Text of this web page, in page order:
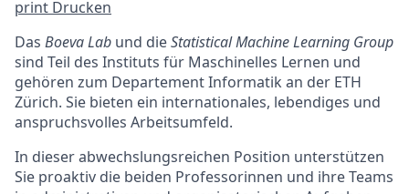
print Drucken
Das Boeva Lab und dieStatistical Machine Learning Group
sind Teil des Instituts für Maschinelles Lernen und
gehören zum Departement Informatik an der ETH
Zürich. Sie bieten ein internationales, lebendiges und
anspruchsvolles Arbeitsumfeld.
In dieser abwechslungsreichen Position unterstützen
Sie proaktiv die beiden Professorinnen und ihre Teams